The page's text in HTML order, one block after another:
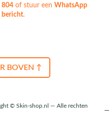
804 of stuur eenWhatsApp
bericht.
BOVEN ↑
© Skin-shop.nl — Alle rechten